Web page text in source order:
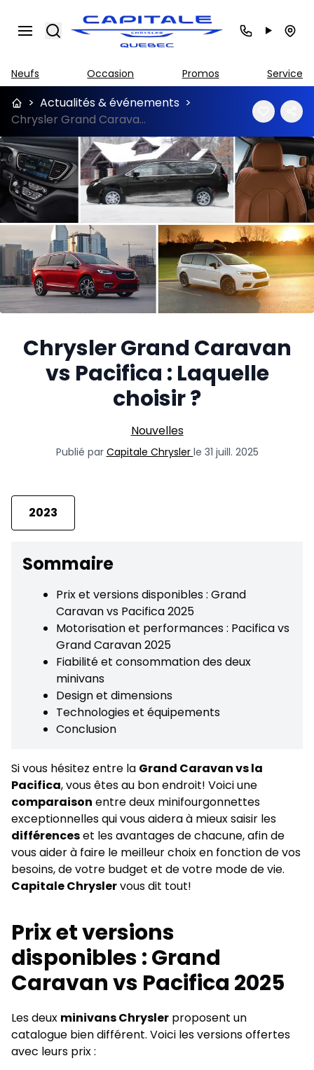
Search
Neufs Occasion Promos Service
> Actualités & événements >
Chrysler Grand Caravan vs Pacifica : Laquelle choisir ?
Chrysler Grand Caravan
vs Pacifica : Laquelle
choisir ?
Nouvelles
Publié par Capitale Chrysler le 31 juill. 2025
2023
Sommaire
Prix et versions disponibles : Grand
Caravan vs Pacifica 2025
Motorisation et performances : Pacifica vs
Grand Caravan 2025
Fiabilité et consommation des deux
minivans
Design et dimensions
Technologies et équipements
Conclusion
Si vous hésitez entre la Grand Caravan vs la
Pacifica, vous êtes au bon endroit! Voici une
comparaison entre deux minifourgonnettes
exceptionnelles qui vous aidera à mieux saisir les
différenceset les avantages de chacune, afin de
vous aider à faire le meilleur choix en fonction de vos
besoins, de votre budget et de votre mode de vie.
Capitale Chryslervous dit tout!
Prix et versions
disponibles : Grand
Caravan vs Pacifica 2025
Les deux minivans Chrysler proposent un
catalogue bien différent. Voici les versions offertes
avec leurs prix :